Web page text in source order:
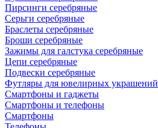
Пирсинги серебряные
Серьги серебряные
Браслеты серебряные
Броши серебряные
Зажимы для галстука серебряные
Цепи серебряные
Подвески серебряные
Футляры для ювелирных украшений
Смартфоны и гаджеты
Смартфоны и телефоны
Смартфоны